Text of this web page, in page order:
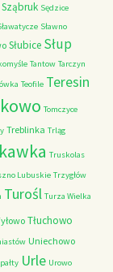
Sząbruk Sędzice
Sławno
Słubice Słup
Tantow Tarczyn
Teofile Teresin
Tomczyce
Treblinka Trląg
Truskolas
Lubuskie Trzygłów
Turośl Turza Wielka
Tłuchowo
Uniechowo
Urle Urowo